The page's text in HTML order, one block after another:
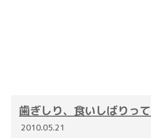
歯ぎしり、食いしばりっ
2010.05.21